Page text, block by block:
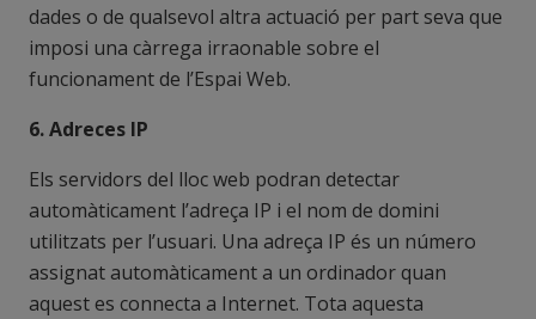
dades o de qualsevol altra actuació per part seva que
imposi una càrrega irraonable sobre el
funcionament de l’Espai Web.
6. Adreces IP
Els servidors del lloc web podran detectar
automàticament l’adreça IP i el nom de domini
utilitzats per l’usuari. Una adreça IP és un número
assignat automàticament a un ordinador quan
aquest es connecta a Internet. Tota aquesta